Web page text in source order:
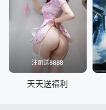
注册送8888
天天送福利